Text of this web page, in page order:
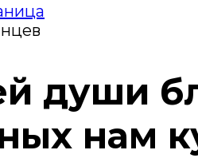
души
нам